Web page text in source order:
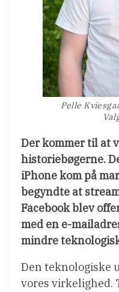
Pelle
Der kommer til at
historiebøgerne.
iPhone kom på
begyndte at
Facebook blev
med en e-
mindre
Den teknologiske
vores virkelighed.